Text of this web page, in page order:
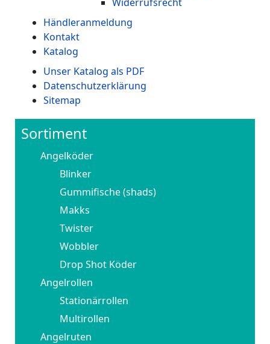
Händleranmeldung
Kontakt
Katalog
Unser Katalog als PDF
Datenschutzerklärung
Sitemap
Sortiment
Angelköder
Blinker
Gummifische (shads)
Makks
Twister
Wobbler
Drop Shot Köder
Angelrollen
Stationärrollen
Multirollen
Angelruten